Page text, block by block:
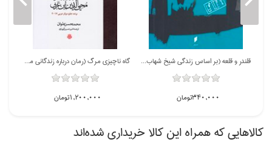
گاه ناچيزي مرگ (رمان درباره زندگاني محيي الدين ابن عربي)
1,200,000تومان
قلندر و قلعه (بر اساس زندگي شيخ شهاب الدين سهروردي)
340,000تومان
كالاهايي كه همراه اين كالا خريداري شده‌اند